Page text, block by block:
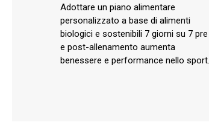
Adottare un piano alimentare
personalizzato a base di alimenti
biologici e sostenibili 7 giorni su 7 pre
e post-allenamento aumenta
benessere e performance nello sport.